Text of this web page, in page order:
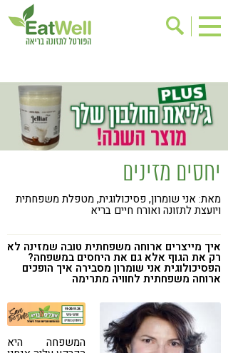
בישול בריא
אינדקס עסקים
ריפוי ומניעת מחלות
בריאות האישה
תוספי תזונה
מתכוני בריאות
אירועים
גישות בתזונה
דיאטה
ניקוי רעלים
מזונות על
ילדים
תזונה וספורט
הפרעות קשב & ריכוז
אכילה רגשית
רגישות לגלוטן
טעים להכיר
קורונה
טבעונות
יחסים מזינים
מאת: אני שומרון, פסיכולוגית, מטפלת משפחתית
ויועצת לתזונה ואורח חיים בריא
איך מייצרים ארוחה משפחתית טובה שמזינה לא
רק את הגוף אלא גם את היחסים במשפחה?
הפסיכולוגית אני שומרון מסבירה איך הופכים
ארוחה משפחתית לחוויה מתרימה
המשפחה היא